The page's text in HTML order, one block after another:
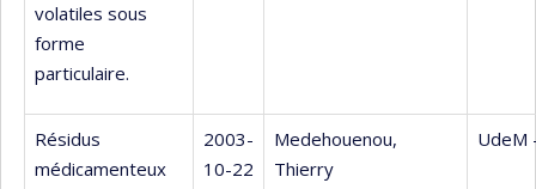
volatiles sous
forme
particulaire.
Résidus
médicamenteux
2003-
10-22
Medehouenou,
Thierry
UdeM